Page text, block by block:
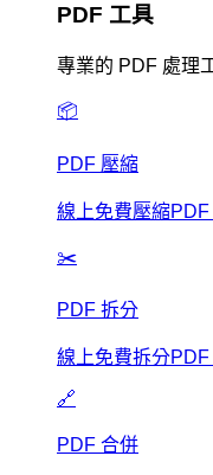
PDF 工具
專業的 PDF 處理
📦
PDF 壓縮
線上免費壓縮
✂️
PDF 拆分
線上免費拆分
🔗
PDF 合併